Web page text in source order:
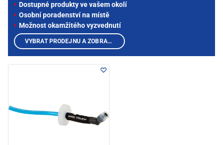
Dostupné produkty ve vašem okolí
Osobní poradenství na místě
Možnost okamžitého vyzvednutí
VYBRAT PRODEJNU A ZOBRAZIT PRODUKTY